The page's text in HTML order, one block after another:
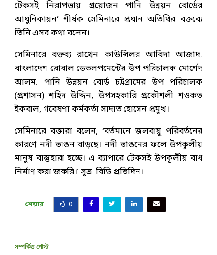
টেকসই নিরাপত্তায় প্রয়োজন পানি উন্নয়ন বোর্ডের
আধুনিকায়ন’ শীর্ষক সেমিনারে প্রধান অতিথির বক্তব্যে
তিনি এসব কথা বলেন।
সেমিনারে বক্তব্য রাখেন কাউন্সিলর আবিদা আজাদ,
বাংলাদেশ রোরাল ডেভলপমেন্টের উপ পরিচালক মোর্শেদ
আলম, পানি উন্নয়ন বোর্ড চট্টগ্রামের উপ পরিচালক
(প্রশাসন) শহিদ উদ্দিন, উপসহকারি প্রকৌশলী শওকত
ইকবাল, গবেষণা কর্মকর্তা সাদাত হোসেন প্রমুখ।
সেমিনারে বক্তারা বলেন, ‘বর্তমানে জলবায়ু পরিবর্তনের
কারণে নদী ভাঙন বাড়ছে। নদী ভাঙনের ফলে উপকূলীয়
মানুষ বাস্তুহারা হচ্ছে। এ ব্যাপারে টেকসই উপকূলীয় বাধ
নির্মাণ করা জরুরি।’ সূত্র: বিডি প্রতিদিন।
শেয়ার 0
সম্পর্কিত পোস্ট